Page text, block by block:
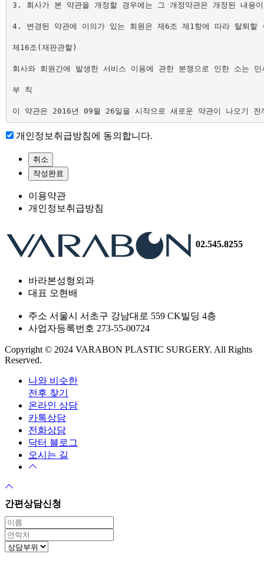
3. 회사가 본 약관을 개정할 경우에는 그 개정약관은 개정된 내용
4. 변경된 약관에 이의가 있는 회원은 제6조 제1항에 따라 탈퇴할
제16조(재판관할)
회사와 회원간에 발생한 서비스 이용에 관한 분쟁으로 인한 소는
부 칙
개인정보취급방침에 동의합니다.
이용약관
개인정보취급방침
02.545.8255
바라본성형외과
대표 오현배
주소 서울시 서초구 강남대로 559 CK빌딩 4층
사업자등록번호 273-55-00724
Copyright © 2024 VARABON PLASTIC SURGERY. All Rights
Reserved.
나와 비슷한
전후 찾기
온라인 상담
카톡상담
전화상담
닥터 블로그
오시는 길
간편상담신청